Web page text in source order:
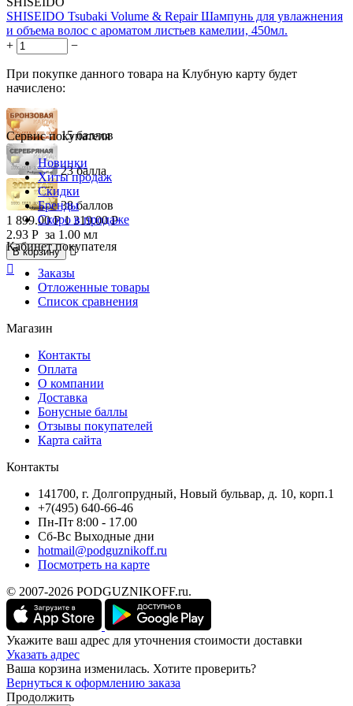
SHISEIDO Tsubaki Volume & Repair Шампунь для увлажнения
и объема волос с ароматом листьев камелии, 450мл.
+
−
При покупке данного товара на Клубную карту будет
начислено:
15 баллов
23 балла
38 баллов
1 899.00 Р 1 319.00 Р
2.93 Р за 1.00 мл
В корзину


Сервис покупателя
Новинки
Хиты продаж
Скидки
Бренды
Скоро в продаже
Кабинет покупателя
Заказы
Отложенные товары
Список сравнения
Магазин
Контакты
Оплата
О компании
Доставка
Бонусные баллы
Отзывы покупателей
Карта сайта
Контакты
141700, г. Долгопрудный, Новый бульвар, д. 10, корп.1
+7(495) 640-66-46
Пн-Пт 8:00 - 17.00
Сб-Вс Выходные дни
hotmail@podguznikoff.ru
Посмотреть на карте
© 2007-2026 PODGUZNIKOFF.ru.
Укажите ваш адрес для уточнения стоимости доставки
Указать адрес
Ваша корзина изменилась. Хотите проверить?
Вернуться к оформлению заказа
Продолжить